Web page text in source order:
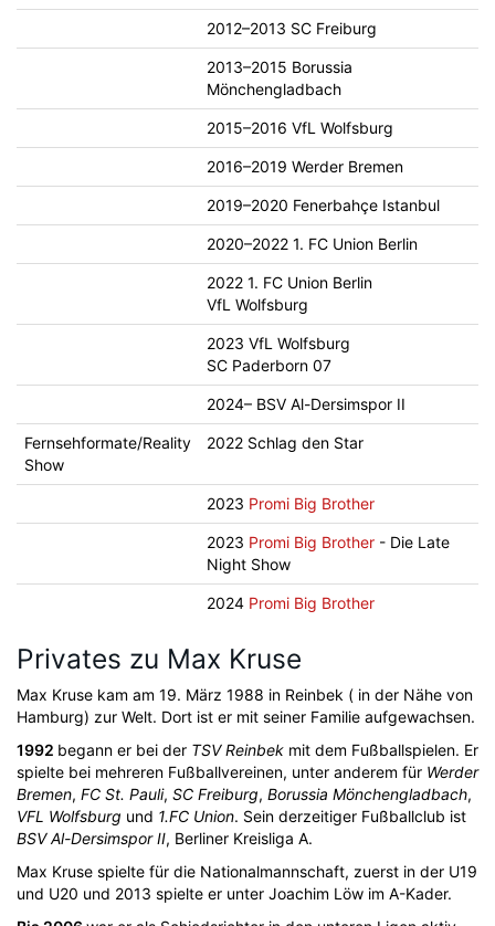
2012–2013 SC Freiburg
2013–2015 Borussia
Mönchengladbach
2015–2016 VfL Wolfsburg
2016–2019 Werder Bremen
2019–2020 Fenerbahçe Istanbul
2020–2022 1. FC Union Berlin
2022 1. FC Union Berlin
VfL Wolfsburg
2023 VfL Wolfsburg
SC Paderborn 07
2024– BSV Al-Dersimspor II
Fernsehformate/Reality
Show
2022 Schlag den Star
2023 Promi Big Brother
2023 Promi Big Brother - Die Late
Night Show
2024 Promi Big Brother
Privates zu Max Kruse
Max Kruse kam am 19. März 1988 in Reinbek ( in der Nähe von
Hamburg) zur Welt. Dort ist er mit seiner Familie aufgewachsen.
1992 begann er bei der TSV Reinbek mit dem Fußballspielen. Er
spielte bei mehreren Fußballvereinen, unter anderem für Werder
Bremen, FC St. Pauli, SC Freiburg, Borussia Mönchengladbach,
VFL Wolfsburg und 1.FC Union. Sein derzeitiger Fußballclub ist
BSV Al-Dersimspor II, Berliner Kreisliga A.
Max Kruse spielte für die Nationalmannschaft, zuerst in der U19
und U20 und 2013 spielte er unter Joachim Löw im A-Kader.